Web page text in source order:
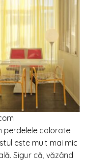
perdelele colorate
este mult mai mic
Sigur că, văzând